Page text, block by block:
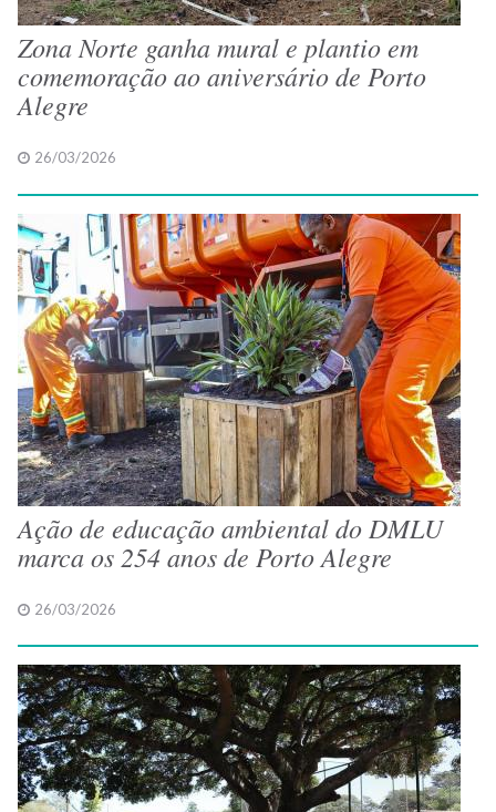
Zona Norte ganha mural e plantio em
comemoração ao aniversário de Porto
Alegre
26/03/2026
Ação de educação ambiental do DMLU
marca os 254 anos de Porto Alegre
26/03/2026